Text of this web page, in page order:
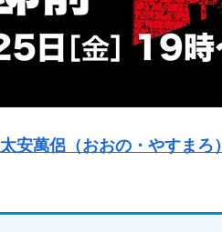
太安萬侶（おおの・やすまろ）